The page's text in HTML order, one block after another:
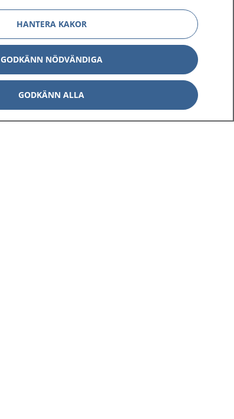
HANTERA KAKOR
GODKÄNN NÖDVÄNDIGA
GODKÄNN ALLA